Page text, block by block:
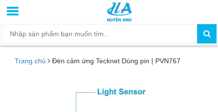
Trang chủ Đèn cảm ứng Tecknet Dùng pin | PVN767